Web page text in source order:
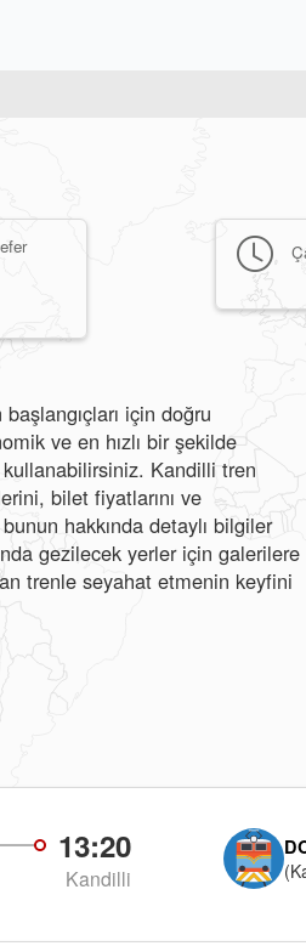
için doğru
ve en hızlı bir şekilde
Kandilli tren
bilet fiyatlarını ve
hakkında detaylı bilgiler
gezilecek yerler için galerilere
trenle seyahat etmenin keyfini
13:20
Kandilli